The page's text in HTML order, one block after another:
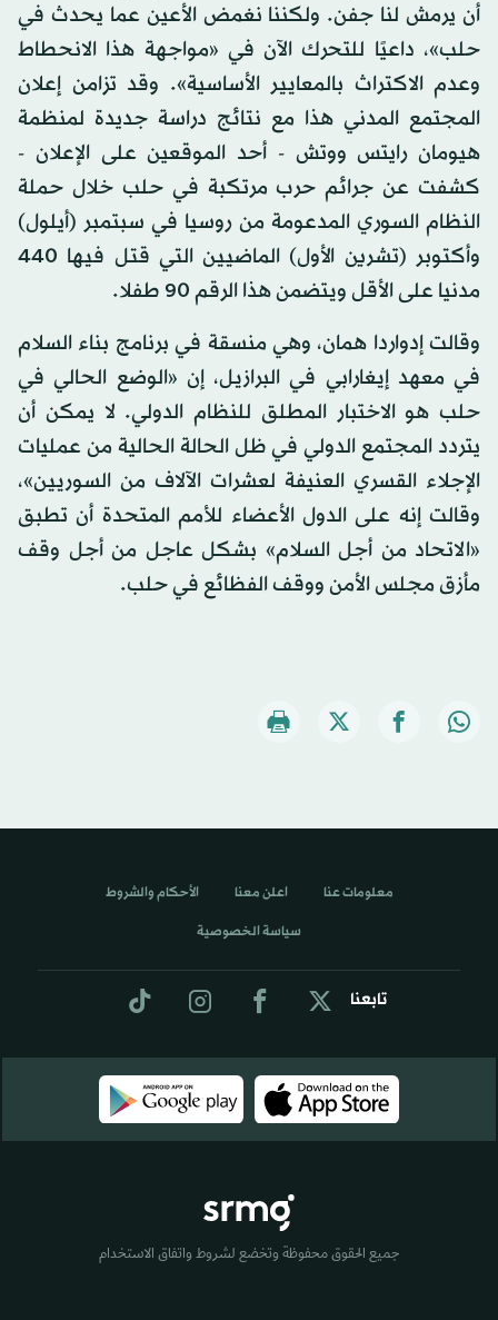
أن يرمش لنا جفن. ولكننا نغمض الأعين عما يحدث في
حلب»، داعيًا للتحرك الآن في «مواجهة هذا الانحطاط
وعدم الاكتراث بالمعايير الأساسية». وقد تزامن إعلان
المجتمع المدني هذا مع نتائج دراسة جديدة لمنظمة
هيومان رايتس ووتش - أحد الموقعين على الإعلان -
كشفت عن جرائم حرب مرتكبة في حلب خلال حملة
النظام السوري المدعومة من روسيا في سبتمبر (أيلول)
وأكتوبر (تشرين الأول) الماضيين التي قتل فيها 440
مدنيا على الأقل ويتضمن هذا الرقم 90 طفلا.
وقالت إدواردا همان، وهي منسقة في برنامج بناء السلام
في معهد إيغارابي في البرازيل، إن «الوضع الحالي في
حلب هو الاختبار المطلق للنظام الدولي. لا يمكن أن
يتردد المجتمع الدولي في ظل الحالة الحالية من عمليات
الإجلاء القسري العنيفة لعشرات الآلاف من السوريين»،
وقالت إنه على الدول الأعضاء للأمم المتحدة أن تطبق
«الاتحاد من أجل السلام» بشكل عاجل من أجل وقف
مأزق مجلس الأمن ووقف الفظائع في حلب.
تابعنا
معلومات عنا اعلن معنا الأحكام والشروط
سياسة الخصوصية
جميع الحقوق محفوظة وتخضع لشروط واتفاق الاستخدام